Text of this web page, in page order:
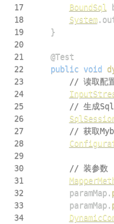
17
BoundSql
18
System.
19
}
20
21
@Test
22
public void
23
// 读取配
24
25
// 生成
26
27
// 获取
28
29
30
// 装参数
31
32
        paramMap
.
33
        paramMap
.
34